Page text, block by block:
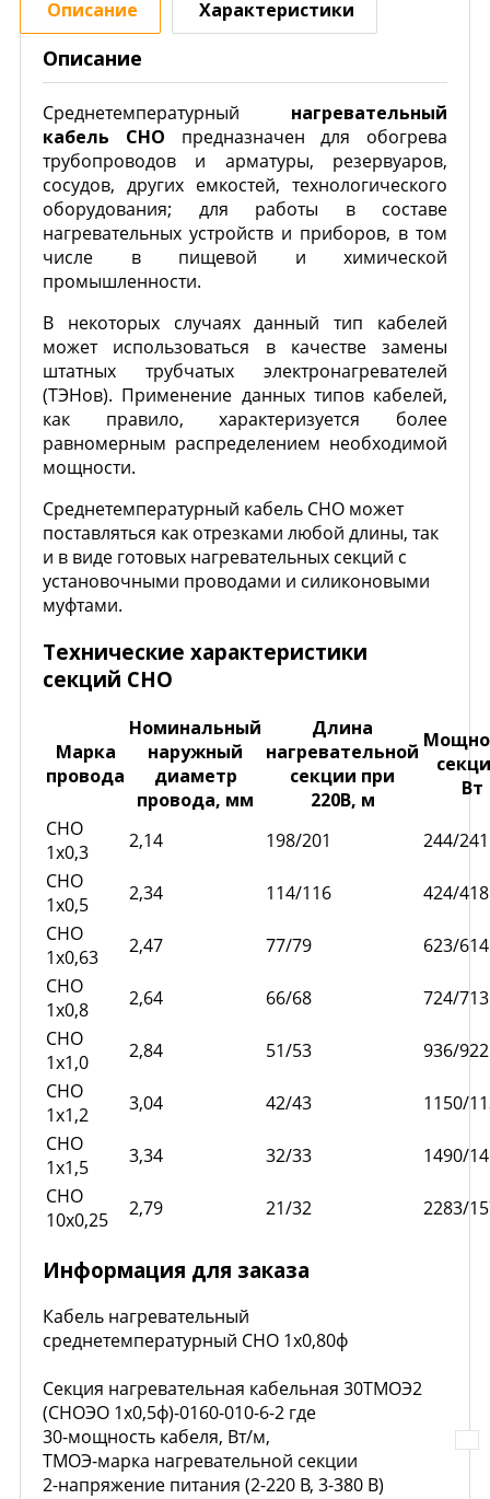
Описание Характеристики
Описание
Среднетемпературный нагревательный
кабель СНО предназначен для обогрева
трубопроводов и арматуры, резервуаров,
сосудов, других емкостей, технологического
оборудования; для работы в составе
нагревательных устройств и приборов, в том
числе в пищевой и химической
промышленности.
В некоторых случаях данный тип кабелей
может использоваться в качестве замены
штатных трубчатых электронагревателей
(ТЭНов). Применение данных типов кабелей,
как правило, характеризуется более
равномерным распределением необходимой
мощности.
Среднетемпературный кабель СНО может
поставляться как отрезками любой длины, так
и в виде готовых нагревательных секций с
установочными проводами и силиконовыми
муфтами.
Технические характеристики
секций СНО
Марка
провода
Номинальный
наружный
диаметр
провода, мм
Длина
нагревательной
секции при
220В, м
Вт
СНО
1x0,3
2,14 198/201
244/241
СНО
1x0,5
2,34 114/116
424/418
СНО
1x0,63
2,47 77/79
623/614
СНО
1x0,8
2,64 66/68
724/713
СНО
1x1,0
2,84 51/53
936/922
СНО
1x1,2
3,04 42/43
1150/
СНО
1x1,5
3,34 32/33
1490/
СНО
10x0,25
2,79 21/32 2283/
Информация для заказа
Кабель нагревательный
среднетемпературный СНО 1х0,80ф
Секция нагревательная кабельная 30ТМОЭ2
(СНОЭО 1х0,5ф)-0160-010-6-2 где
30-мощность кабеля, Вт/м,
ТМОЭ-марка нагревательной секции
2-напряжение питания (2-220 В, 3-380 В)